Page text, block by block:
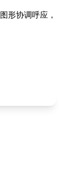
形协调呼应，